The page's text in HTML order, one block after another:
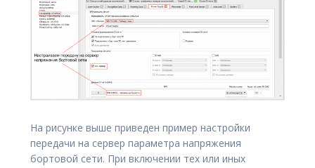
На рисунке выше приведен пример настройки
передачи на сервер параметра напряжения
бортовой сети. При включении тех или иных